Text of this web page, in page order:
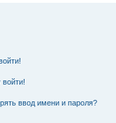
войти!
ввод имени и пароля?